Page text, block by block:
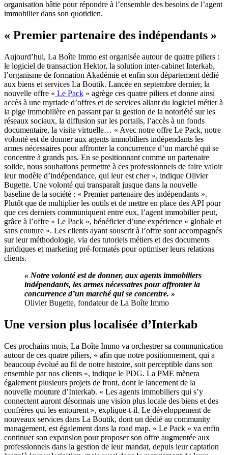
organisation bâtie pour répondre à l’ensemble des besoins de l’agent
immobilier dans son quotidien.
« Premier partenaire des indépendants »
Aujourd’hui, La Boîte Immo est organisée autour de quatre piliers :
le logiciel de transaction Hektor, la solution inter-cabinet Interkab,
l’organisme de formation Akadémie et enfin son département dédié
aux biens et services La Boutik. Lancée en septembre dernier, la
nouvelle offre « Le Pack » agrège ces quatre piliers et donne ainsi
accès à une myriade d’offres et de services allant du logiciel métier à
la pige immobilière en passant par la gestion de la notoriété sur les
réseaux sociaux, la diffusion sur les portails, l’accès à un fonds
documentaire, la visite virtuelle… « Avec notre offre Le Pack, notre
volonté est de donner aux agents immobiliers indépendants les
armes nécessaires pour affronter la concurrence d’un marché qui se
concentre à grands pas. En se positionnant comme un partenaire
solide, nous souhaitons permettre à ces professionnels de faire valoir
leur modèle d’indépendance, qui leur est cher », indique Olivier
Bugette. Une volonté qui transparaît jusque dans la nouvelle
baseline de la société : « Premier partenaire des indépendants ».
Plutôt que de multiplier les outils et de mettre en place des API pour
que ces derniers communiquent entre eux, l’agent immobilier peut,
grâce à l’offre « Le Pack », bénéficier d’une expérience « globale et
sans couture ». Les clients ayant souscrit à l’offre sont accompagnés
sur leur méthodologie, via des tutoriels métiers et des documents
juridiques et marketing pré-formatés pour optimiser leurs relations
clients.
« Notre volonté est de donner, aux agents immobiliers
indépendants, les armes nécessaires pour affronter la
concurrence d’un marché qui se concentre. »
Olivier Bugette, fondateur de La Boîte Immo
Une version plus localisée d’Interkab
Ces prochains mois, La Boîte Immo va orchestrer sa communication
autour de ces quatre piliers, « afin que notre positionnement, qui a
beaucoup évolué au fil de notre histoire, soit perceptible dans son
ensemble par nos clients », indique le PDG. La PME mènera
également plusieurs projets de front, dont le lancement de la
nouvelle mouture d’Interkab. « Les agents immobiliers qui s’y
connectent auront désormais une vision plus locale des biens et des
confrères qui les entourent », explique-t-il. Le développement de
nouveaux services dans La Boutik, dont un dédié au community
management, est également dans la road map. « Le Pack » va enfin
continuer son expansion pour proposer son offre augmentée aux
professionnels dans la gestion de leur mandat, depuis leur captation